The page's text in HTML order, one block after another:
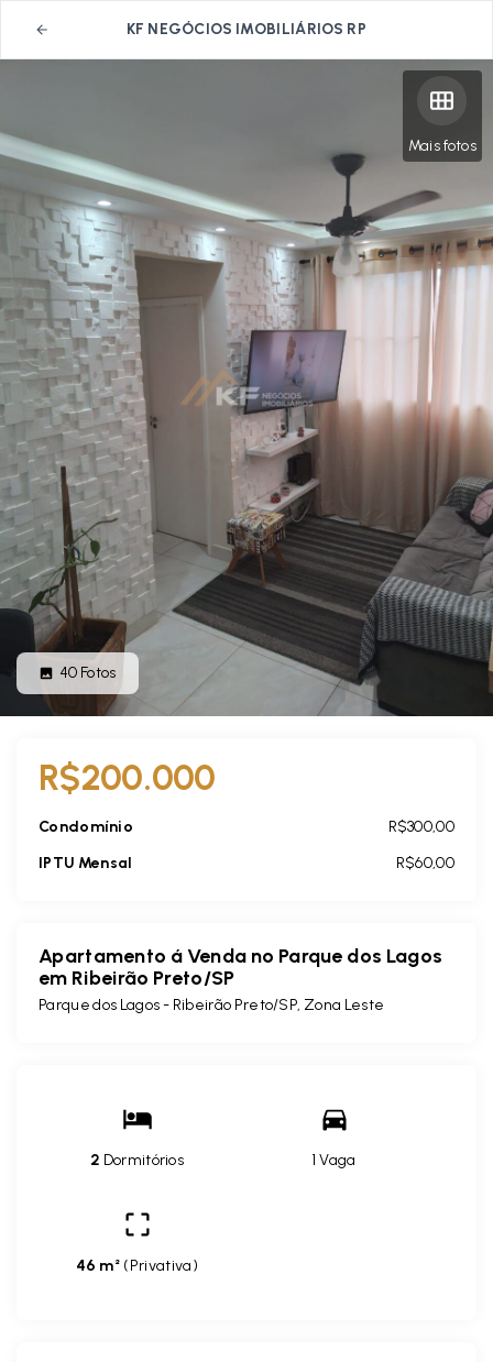
KF NEGÓCIOS IMOBILIÁRIOS RP
Mais fotos
40 Fotos
R$200.000
Condomínio
R$300,00
IPTU Mensal
R$60,00
Apartamento á Venda no Parque dos Lagos
em Ribeirão Preto/SP
Parque dos Lagos - Ribeirão Preto/SP, Zona Leste
2 Dormitórios 1 Vaga
46 m² (Privativa)